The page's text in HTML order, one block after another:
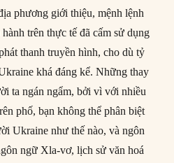
phương giới thiệu, mệnh lệnh
trên thực tế đã cấm sử dụng
thanh truyền hình, cho dù tỷ
khá đáng kể. Những thay
ta ngán ngẩm, bởi vì với nhiều
phố, bạn không thể phân biệt
Ukraine như thế nào, và ngôn
ngữ Xla-vơ, lịch sử văn hoá